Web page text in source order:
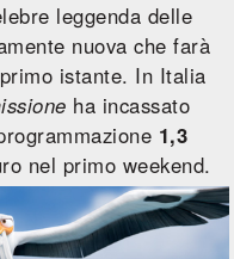
leggenda delle
nuova che farà
istante. In Italia
ha incassato
1,3
nel primo weekend.